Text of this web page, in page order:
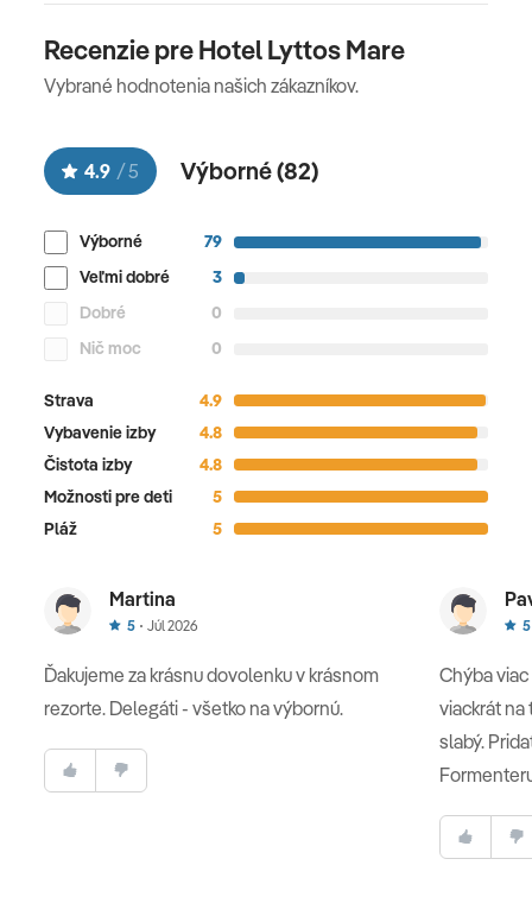
Recenzie pre Hotel Lyttos Mare
Vybrané hodnotenia našich zákazníkov.
4.9 /5 Výborné (82)
Výborné
79
Veľmi dobré
3
Dobré
0
Nič moc
0
Strava
4.9
Vybavenie izby
4.8
Čistota izby
4.8
Možnosti pre deti
5
Pláž
5
Martina
5 Júl 2026
Ďakujeme za krásnu dovolenku v krásnom
rezorte. Delegáti - všetko na výbornú.
5
Chýba
viackrát na
slabý.